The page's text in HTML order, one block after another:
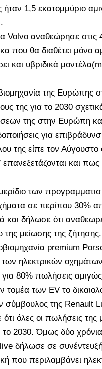
1,5 εκατομμύριο
Volvo αναθεώρησε στις
που θα διαθέτει μόνο
και υβριδικά
της
της για το 2030
της στην Ευρώπη
για
της είπε τον
και
των
σε περίπου 30%
και δήλωσε ότι
μείωσης της ζήτησης.
premium
των ηλεκτρικών
για 80% πωλήσεις
τομέα των EV το
σύμβουλος της Renault
όλες οι πωλήσεις
το 2030. Όμως δύο
δήλωσε σε
που περιλαμβάνει